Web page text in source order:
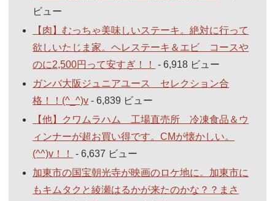
ビュー
【肉】むっちゃ美味しいステーキ。絶対に行って
欲しいたじま家。ヘレステーキ＆エビ コースや
のに2,500円って安すぎ！！
- 6,918 ビュー
ガンバ大阪ジュニアユース セレクション合
格！！(^_^)v - 6,839 ビュー
【他】クワムラハム 工場直売所 冷凍食品＆ウ
ィンナーが超お買い得です。CMが懐かしい。
(^^)v！！
- 6,637 ビュー
加東市の国宝朝光寺が映画のロケ地に。加東市に
もキムタクと綾瀬はるかが来たのかな？？まさ